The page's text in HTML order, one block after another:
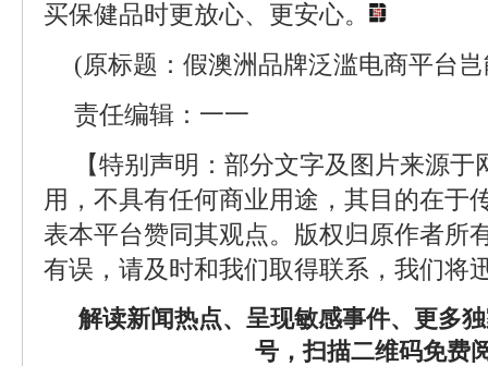
买保健品时更放心、更安心。
(原标题：假澳洲品牌泛滥电商平台
责任编辑：一一
【特别声明：部分文字及图片来源
用，不具有任何商业用途，其目的在于
表本平台赞同其观点。版权归原作者所
有误，请及时和我们取得联系，我们将
解读新闻热点、呈现敏感事件、更多
号，扫描二维码免费